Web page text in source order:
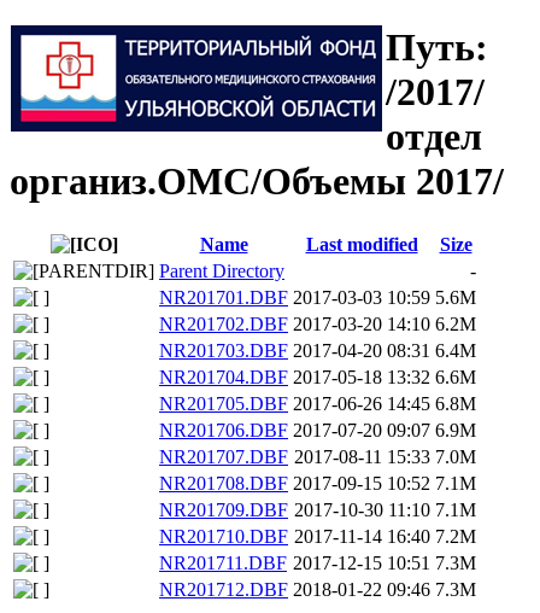
Путь:
/2017/
отдел
организ.ОМС/Объемы 2017/
Name Last modified
Size
Parent Directory
-
NR201701.DBF 2017-03-03 10:59 5.6M
NR201702.DBF 2017-03-20 14:10 6.2M
NR201703.DBF 2017-04-20 08:31 6.4M
NR201704.DBF 2017-05-18 13:32 6.6M
NR201705.DBF 2017-06-26 14:45 6.8M
NR201706.DBF 2017-07-20 09:07 6.9M
NR201707.DBF 2017-08-11 15:33 7.0M
NR201708.DBF 2017-09-15 10:52 7.1M
NR201709.DBF 2017-10-30 11:10 7.1M
NR201710.DBF 2017-11-14 16:40 7.2M
NR201711.DBF 2017-12-15 10:51 7.3M
NR201712.DBF 2018-01-22 09:46 7.3M